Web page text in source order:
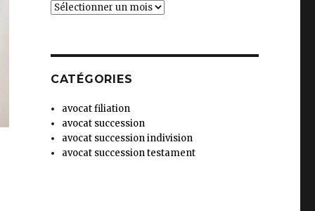
Archives
CATÉGORIES
avocat filiation
avocat succession
avocat succession indivision
avocat succession testament